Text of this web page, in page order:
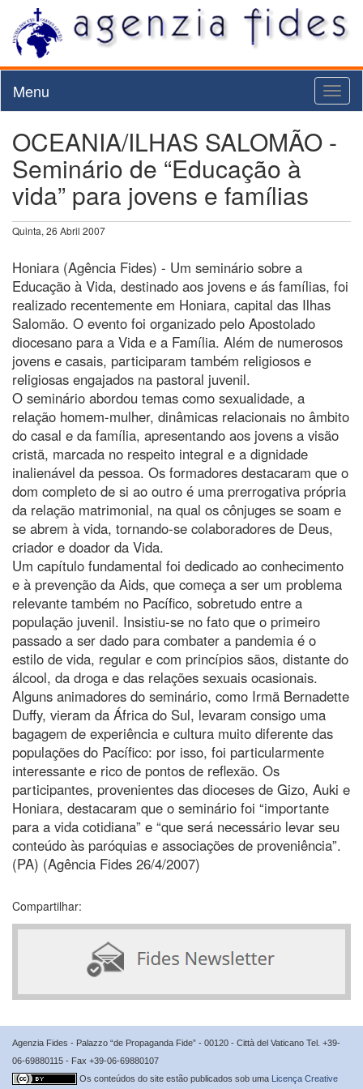
Menu
OCEANIA/ILHAS SALOMÃO -
Seminário de “Educação à
vida” para jovens e famílias
Quinta, 26 Abril 2007
Honiara (Agência Fides) - Um seminário sobre a
Educação à Vida, destinado aos jovens e ás famílias, foi
realizado recentemente em Honiara, capital das Ilhas
Salomão. O evento foi organizado pelo Apostolado
diocesano para a Vida e a Família. Além de numerosos
jovens e casais, participaram também religiosos e
religiosas engajados na pastoral juvenil.
O seminário abordou temas como sexualidade, a
relação homem-mulher, dinâmicas relacionais no âmbito
do casal e da família, apresentando aos jovens a visão
cristã, marcada no respeito integral e a dignidade
inalienável da pessoa. Os formadores destacaram que o
dom completo de si ao outro é uma prerrogativa própria
da relação matrimonial, na qual os cônjuges se soam e
se abrem à vida, tornando-se colaboradores de Deus,
criador e doador da Vida.
Um capítulo fundamental foi dedicado ao conhecimento
e à prevenção da Aids, que começa a ser um problema
relevante também no Pacífico, sobretudo entre a
população juvenil. Insistiu-se no fato que o primeiro
passado a ser dado para combater a pandemia é o
estilo de vida, regular e com princípios sãos, distante do
álcool, da droga e das relações sexuais ocasionais.
Alguns animadores do seminário, como Irmã Bernadette
Duffy, vieram da África do Sul, levaram consigo uma
bagagem de experiência e cultura muito diferente das
populações do Pacífico: por isso, foi particularmente
interessante e rico de pontos de reflexão. Os
participantes, provenientes das dioceses de Gizo, Auki e
Honiara, destacaram que o seminário foi “importante
para a vida cotidiana” e “que será necessário levar seu
conteúdo às paróquias e associações de proveniência”.
(PA) (Agência Fides 26/4/2007)
Compartilhar:
Agenzia Fides - Palazzo “de Propaganda Fide” - 00120 - Città del Vaticano Tel. +39-
06-69880115 - Fax +39-06-69880107
Os conteúdos do site estão publicados sob uma Licença Creative